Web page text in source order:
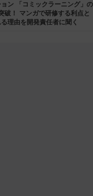
ン 「コミックラーニング」の
破！ マンガで研修する利点と
理由を開発責任者に聞く